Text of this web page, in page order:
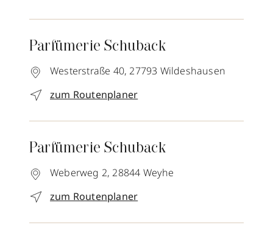
Parfümerie Schuback
Westerstraße 40, 27793 Wildeshausen
zum Routenplaner
Parfümerie Schuback
Weberweg 2, 28844 Weyhe
zum Routenplaner